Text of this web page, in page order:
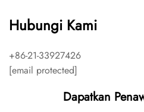
Hubungi Kami
+86-21-33927426
[email protected]
Dapatkan